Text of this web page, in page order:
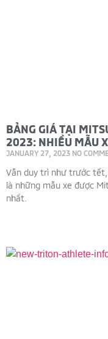
BẢNG GIÁ TẠI
2023: NHIỀU MẪU
JANUARY 27, 2023 NO
Vẫn duy trì như trước
là những mẫu xe được
nhất.